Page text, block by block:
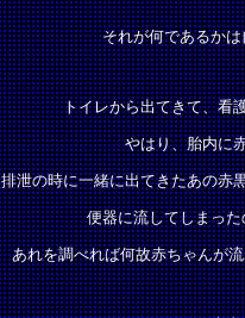
それが何であるか
トイレから出てきて、看
やはり、胎内に
排泄の時に一緒に出てきたあの赤
便器に流してしまっ
あれを調べれば何故赤ちゃんが